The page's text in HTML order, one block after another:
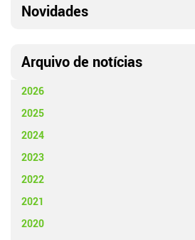
Novidades
Arquivo de notícias
2026
2025
2024
2023
2022
2021
2020